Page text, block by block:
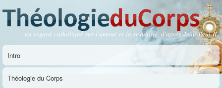
contenu
principal
Théologie du Corps
un regard catholique sur l'amour et la sexualité, d'après Jean-Paul II
Menu principal
Intro
Théologie du Corps